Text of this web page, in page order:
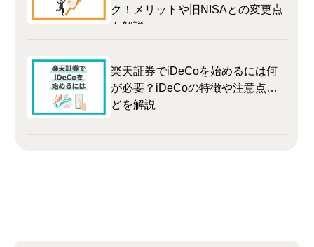
ク！メリットや旧NISAとの変更点
も解説
楽天証券でiDeCoを始めるには何
が必要？iDeCoの特徴や注意点な
どを解説